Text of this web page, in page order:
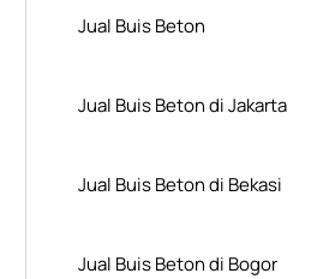
Jual Buis Beton
Jual Buis Beton di Jakarta
Jual Buis Beton di Bekasi
Jual Buis Beton di Bogor